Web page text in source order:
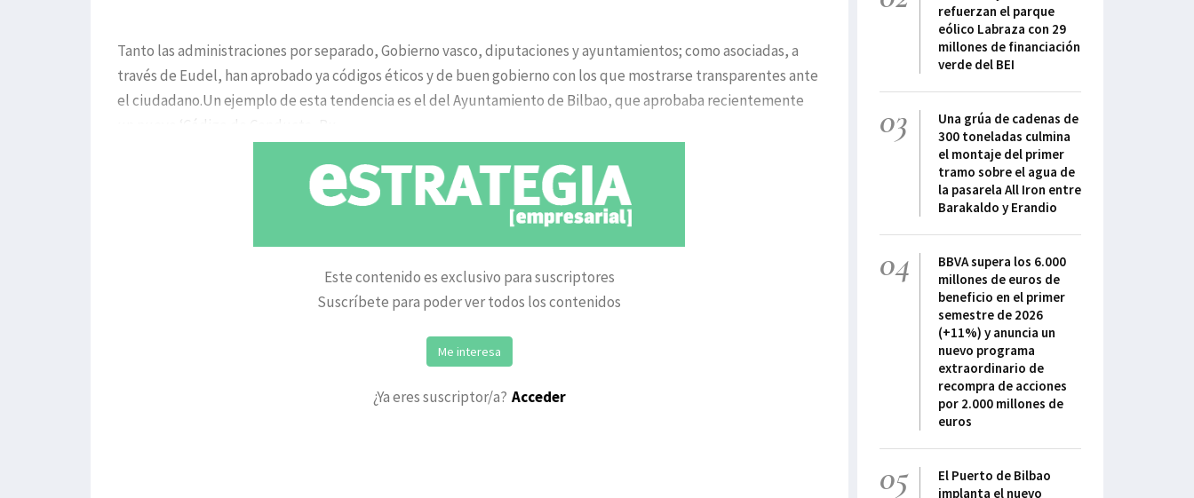
Tanto las administraciones por separado, Gobierno vasco, diputaciones y ayuntamientos; como asociadas, a
través de Eudel, han aprobado ya códigos éticos y de buen gobierno con los que mostrarse transparentes ante
el ciudadano.Un ejemplo de esta tendencia es el del Ayuntamiento de Bilbao, que aprobaba recientemente
un nuevo ‘Código de Conducta, Bu
Este contenido es exclusivo para suscriptores
Suscríbete para poder ver todos los contenidos
Me interesa
¿Ya eres suscriptor/a? Acceder
refuerzan el parque
eólico Labraza con 29
millones de financiación
verde del BEI
03
Una grúa de cadenas de
300 toneladas culmina
el montaje del primer
tramo sobre el agua de
la pasarela All Iron entre
Barakaldo y Erandio
04
BBVA supera los 6.000
millones de euros de
beneficio en el primer
semestre de 2026
(+11%) y anuncia un
nuevo programa
extraordinario de
recompra de acciones
por 2.000 millones de
euros
05
El Puerto de Bilbao
implanta el nuevo